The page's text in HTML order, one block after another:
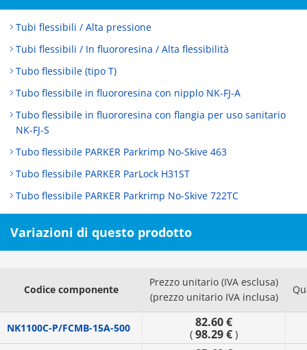
Tubi flessibili / Alta pressione
Tubi flessibili / In fluororesina / Alta flessibilità
Tubo flessibile (tipo T)
Tubo flessibile in fluororesina con nipplo NK-FJ-A
Tubo flessibile in fluororesina con flangia per uso sanitario
NK-FJ-S
Tubo flessibile PARKER Parkrimp No-Skive 463
Tubo flessibile PARKER ParLock H31ST
Tubo flessibile PARKER Parkrimp No-Skive 722TC
Variazioni di questo prodotto
Codice componente
Prezzo unitario (IVA esclusa)
(prezzo unitario IVA inclusa)
NK1100C-P/FCMB-15A-500 82.60 €
( 98.29 € )